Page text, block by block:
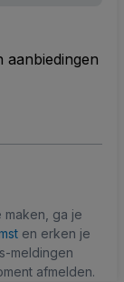
aanbiedingen
ga je
en erken je
meldingen
afmelden.